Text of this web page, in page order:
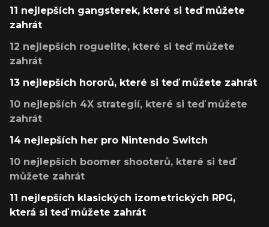
11 nejlepších gangsterek, které si teď můžete
zahrát
12 nejlepších roguelite, které si teď můžete
zahrát
13 nejlepších hororů, které si teď můžete zahrát
10 nejlepších 4X strategií, které si teď můžete
zahrát
14 nejlepších her pro Nintendo Switch
10 nejlepších boomer shooterů, které si teď
můžete zahrát
11 nejlepších klasických izometrických RPG,
která si teď můžete zahrát